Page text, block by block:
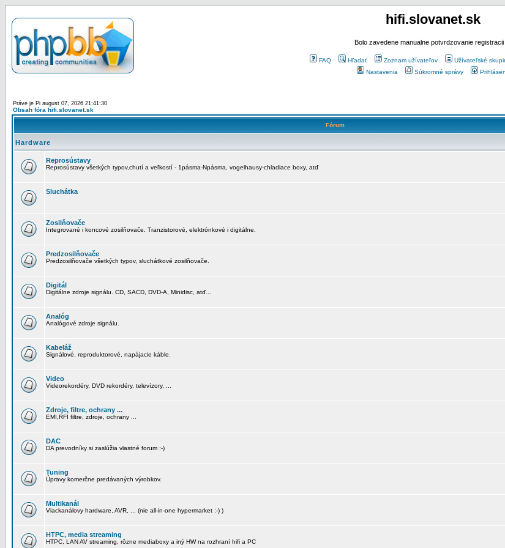
hifi.slovanet.sk
Bolo zavedene manualne potvrdzovanie registracii
FAQ Hľadať Zoznam užívateľov Užívateľské
Nastavenia
Súkromné správy
Práve je Pi august 07, 2026 21:41:30
Obsah fóra hifi.slovanet.sk
Fórum
Hardware
Reprosústavy
Reprosústavy všetkých typov,chutí a veľkostí - 1pásma-Npásma, vogelhausy-chladiace boxy, atď
Sluchátka
Zosilňovače
Integrované i koncové zosilňovače. Tranzistorové, elektrónkové i digitálne.
Predzosilňovače
Predzosilňovače všetkých typov, sluchátkové zosilňovače.
Digitál
Digitálne zdroje signálu. CD, SACD, DVD-A, Minidisc, atď...
Analóg
Analógové zdroje signálu.
Kabeláž
Signálové, reproduktorové, napájacie káble.
Video
Videorekordéry, DVD rekordéry, televízory, ...
Zdroje, filtre, ochrany ...
EMI,RFI filtre, zdroje, ochrany ...
DAC
DA prevodníky si zaslúžia vlastné forum :-)
Tuning
Úpravy komerčne predávaných výrobkov.
Multikanál
Viackanálovy hardware, AVR, ... (nie all-in-one hypermarket :-) )
HTPC, media streaming
HTPC, LAN AV streaming, rôzne mediaboxy a iný HW na rozhraní hifi a PC